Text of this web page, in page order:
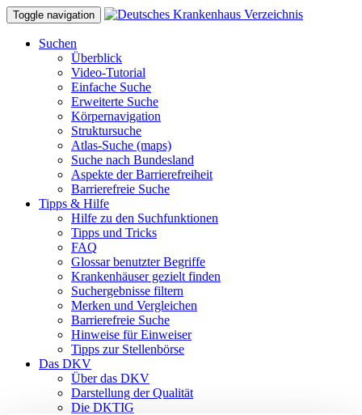
Toggle navigation
Suchen
Überblick
Video-Tutorial
Einfache Suche
Erweiterte Suche
Körpernavigation
Struktursuche
Atlas-Suche (maps)
Suche nach Bundesland
Aspekte der Barrierefreiheit
Barrierefreie Suche
Tipps & Hilfe
Hilfe zu den Suchfunktionen
Tipps und Tricks
FAQ
Glossar benutzter Begriffe
Krankenhäuser gezielt finden
Suchergebnisse filtern
Merken und Vergleichen
Barrierefreie Suche
Hinweise für Einweiser
Tipps zur Stellenbörse
Das DKV
Über das DKV
Darstellung der Qualität
Die DKTIG